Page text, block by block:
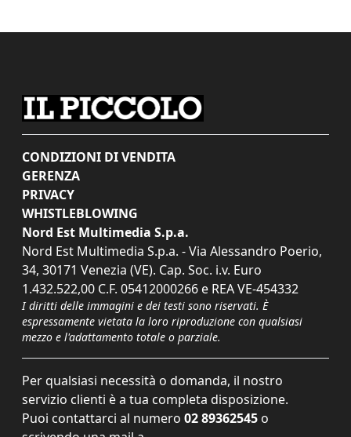
CONDIZIONI DI VENDITA
GERENZA
PRIVACY
WHISTLEBLOWING
Nord Est Multimedia S.p.a.
Nord Est Multimedia S.p.a. - Via Alessandro Poerio,
34, 30171 Venezia (VE). Cap. Soc. i.v. Euro
1.432.522,00 C.F. 05412000266 e REA VE-454332
I diritti delle immagini e dei testi sono riservati. È
espressamente vietata la loro riproduzione con qualsiasi
mezzo e l'adattamento totale o parziale.
Per qualsiasi necessità o domanda, il nostro
servizio clienti è a tua completa disposizione.
Puoi contattarci al numero 02 89362545 o